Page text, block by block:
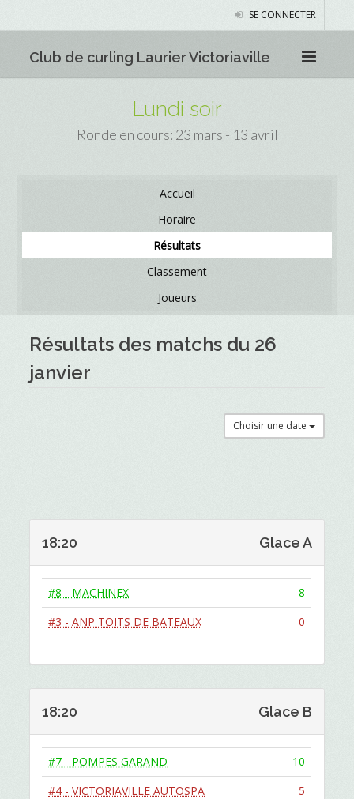
SE CONNECTER
Club de curling Laurier Victoriaville
Lundi soir
Ronde en cours: 23 mars - 13 avril
Accueil
Horaire
Résultats
Classement
Joueurs
Résultats des matchs du 26
janvier
Choisir une date
18:20 Glace A
#8 - MACHINEX
8
#3 - ANP TOITS DE BATEAUX
0
18:20 Glace B
#7 - POMPES GARAND
10
#4 - VICTORIAVILLE AUTOSPA
5